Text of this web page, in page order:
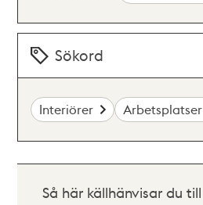
Sökord
Interiörer Arbetsplatser
Så här källhänvisar du